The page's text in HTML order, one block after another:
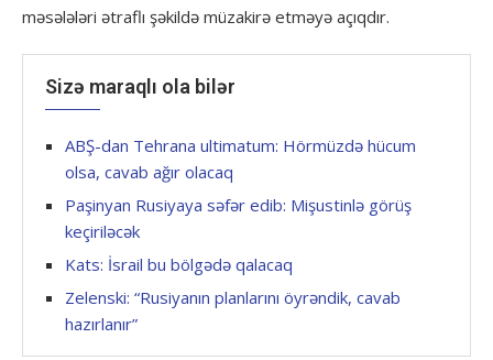
məsələləri ətraflı şəkildə müzakirə etməyə açıqdır.
Sizə maraqlı ola bilər
ABŞ-dan Tehrana ultimatum: Hörmüzdə hücum
olsa, cavab ağır olacaq
Paşinyan Rusiyaya səfər edib: Mişustinlə görüş
keçiriləcək
Kats: İsrail bu bölgədə qalacaq
Zelenski: “Rusiyanın planlarını öyrəndik, cavab
hazırlanır”